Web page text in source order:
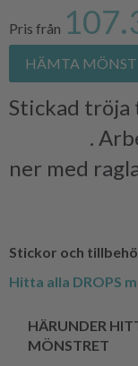
Pris från
HÄMTA
Stickad tröja
.
ner med
Stickor och
Hitta alla DROPS
HÄRUNDER
MÖNSTRET